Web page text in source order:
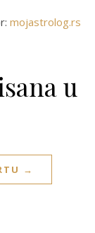
mojastrolog.rs
u
→